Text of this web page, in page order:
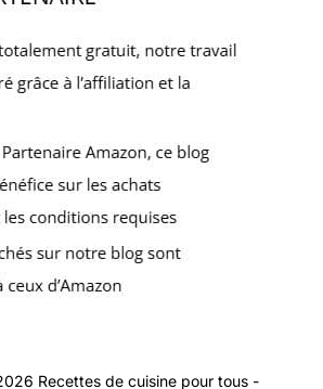
Recettes de cuisine pour tous -